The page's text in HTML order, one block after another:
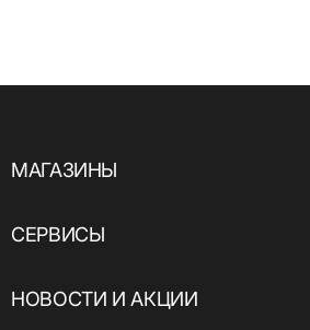
МАГАЗИНЫ
СЕРВИСЫ
НОВОСТИ И АКЦИИ